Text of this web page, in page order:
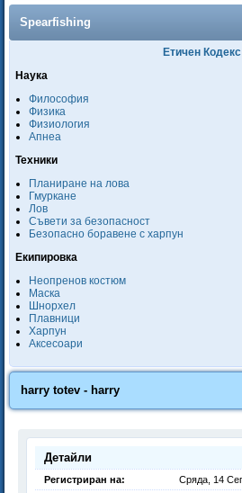
Spearfishing
Етичен Кодекс
Наука
Философия
Физика
Физиология
Апнеа
Техники
Планиране на лова
Гмуркане
Лов
Съвети за безопасност
Безопасно боравене с харпун
Екипировка
Неопренов костюм
Маска
Шнорхел
Плавници
Харпун
Аксесоари
harry totev - harry
Детайли
Регистриран на:
Сряда, 14